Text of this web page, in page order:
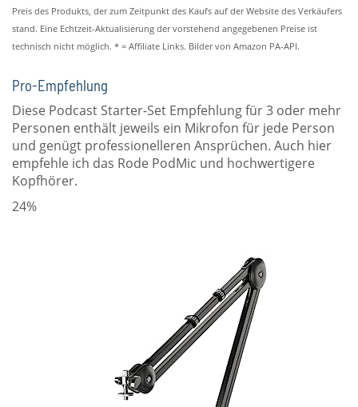
Preis des Produkts, der zum Zeitpunkt des Kaufs auf der Website des Verkäufers
stand. Eine Echtzeit-Aktualisierung der vorstehend angegebenen Preise ist
technisch nicht möglich. * = Affiliate Links. Bilder von Amazon PA-API.
Pro-Empfehlung
Diese Podcast Starter-Set Empfehlung für 3 oder mehr
Personen enthält jeweils ein Mikrofon für jede Person
und genügt professionelleren Ansprüchen. Auch hier
empfehle ich das Rode PodMic und hochwertigere
Kopfhörer.
24%